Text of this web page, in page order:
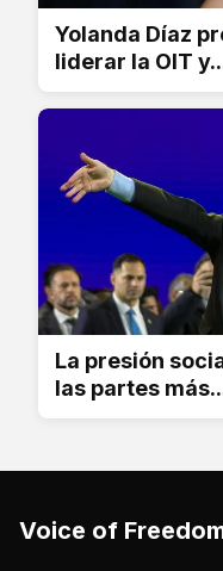
Yolanda Díaz
liderar la OIT
La presión
las partes
Voice of